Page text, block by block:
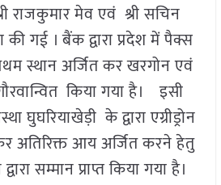
राजकुमार मेव एवं श्री सचिन
की गई । बैंक द्वारा प्रदेश में पैक्स
स्थान अर्जित कर खरगोन एवं
किया गया है। इसी
के द्वारा एग्रीड्रोन
अतिरिक्त आय अर्जित करने हेतु
सम्मान प्राप्त किया गया है।